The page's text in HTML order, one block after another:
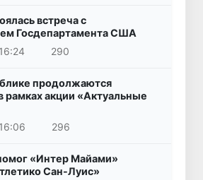
встреча с
Госдепартамента США
290
продолжаются
рамках акции «Актуальные
296
«Интер Майами»
Сан-Луис»